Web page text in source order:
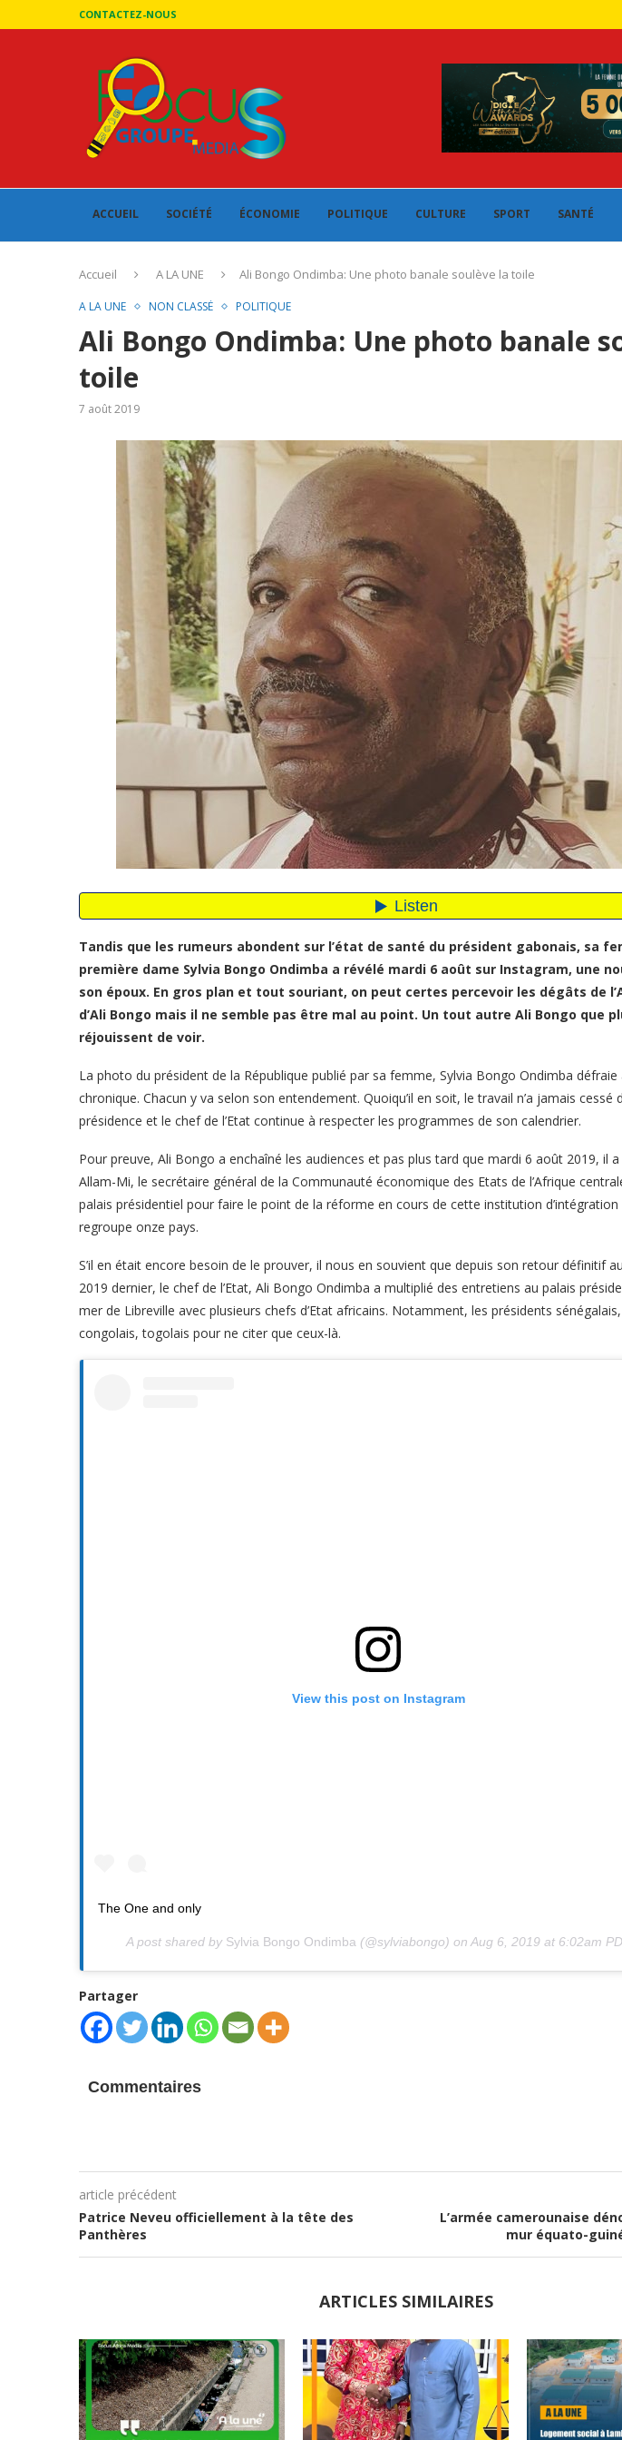
CONTACTEZ-NOUS
ACCUEIL SOCIÉTÉ ÉCONOMIE POLITIQUE CULTURE SPORT SANTÉ
Accueil A LA UNE Ali Bongo Ondimba: Une photo banale soulève la toile
A LA UNE NON CLASSÉ POLITIQUE
Ali Bongo Ondimba: Une photo banale
toile
7 août 2019
Tandis que les rumeurs abondent sur l’état de santé du président gabonais, sa
première dame Sylvia Bongo Ondimba a révélé mardi 6 août sur Instagram, une
son époux. En gros plan et tout souriant, on peut certes percevoir les dégâts de
d’Ali Bongo mais il ne semble pas être mal au point. Un tout autre Ali Bongo que
réjouissent de voir.
La photo du président de la République publié par sa femme, Sylvia Bongo Ondimba
chronique. Chacun y va selon son entendement. Quoiqu’il en soit, le travail n’a jamais cessé
présidence et le chef de l’Etat continue à respecter les programmes de son calendrier.
Pour preuve, Ali Bongo a enchaîné les audiences et pas plus tard que mardi 6 août 2019, il
Allam-Mi, le secrétaire général de la Communauté économique des Etats de l’Afrique
palais présidentiel pour faire le point de la réforme en cours de cette institution d’intégration
regroupe onze pays.
S’il en était encore besoin de le prouver, il nous en souvient que depuis son retour définitif
2019 dernier, le chef de l’Etat, Ali Bongo Ondimba a multiplié des entretiens au palais
mer de Libreville avec plusieurs chefs d’Etat africains. Notamment, les présidents
congolais, togolais pour ne citer que ceux-là.
View this post on Instagram
The One and only
A post shared by Sylvia Bongo Ondimba (@sylviabongo) on Aug 6, 2019 at 6:02am
Partager
Commentaires
article précédent
Patrice Neveu officiellement à la tête des
Panthères
L’armée camerounaise
mur équato-
ARTICLES SIMILAIRES